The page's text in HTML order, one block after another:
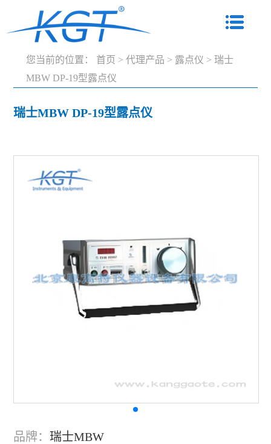
您当前的位置： 首页 > 代理产品 > 露点仪 > 瑞士
MBW DP-19型露点仪
瑞士MBW DP-19型露点仪
品牌： 瑞士MBW